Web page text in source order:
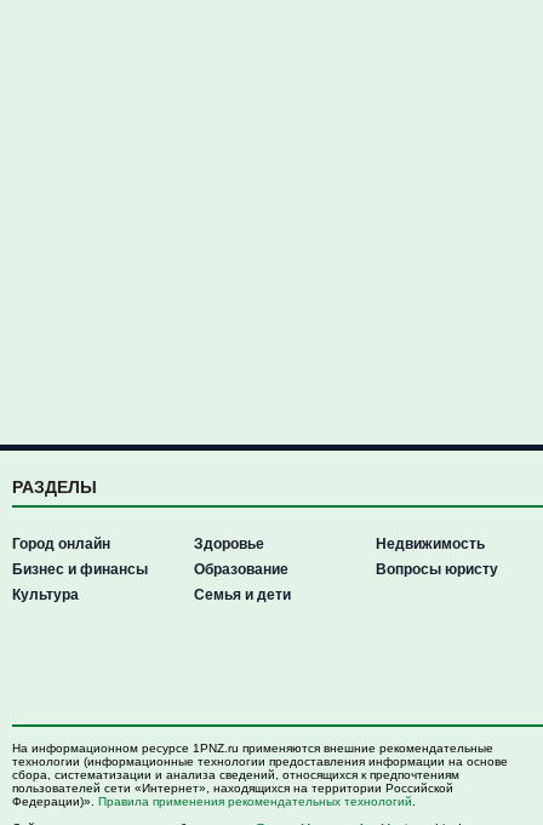
РАЗДЕЛЫ
Город онлайн
Бизнес и финансы
Культура
Здоровье
Образование
Семья и дети
Недвижимость
Вопросы юристу
На информационном ресурсе 1PNZ.ru применяются внешние рекомендательные
технологии (информационные технологии предоставления информации на основе
сбора, систематизации и анализа сведений, относящихся к предпочтениям
пользователей сети «Интернет», находящихся на территории Российской
Федерации)». Правила применения рекомендательных технологий